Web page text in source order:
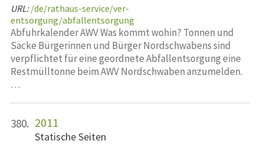
URL: /de/rathaus-service/ver-
entsorgung/abfallentsorgung
Abfuhrkalender AWV Was kommt wohin? Tonnen und
Säcke Bürgerinnen und Bürger Nordschwabens sind
verpflichtet für eine geordnete Abfallentsorgung eine
Restmülltonne beim AWV Nordschwaben anzumelden.
…
380. 2011
Statische Seiten